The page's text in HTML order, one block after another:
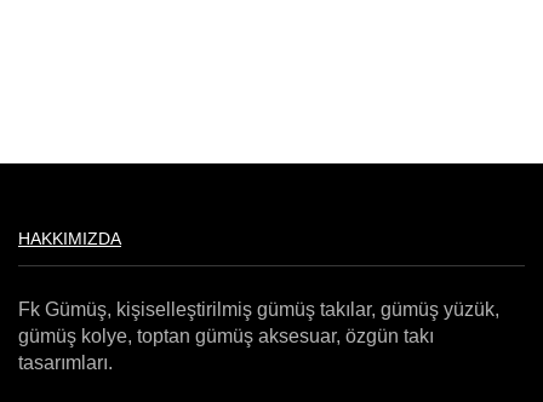
HAKKIMIZDA
Fk Gümüş, kişiselleştirilmiş gümüş takılar, gümüş yüzük,
gümüş kolye, toptan gümüş aksesuar, özgün takı
tasarımları.